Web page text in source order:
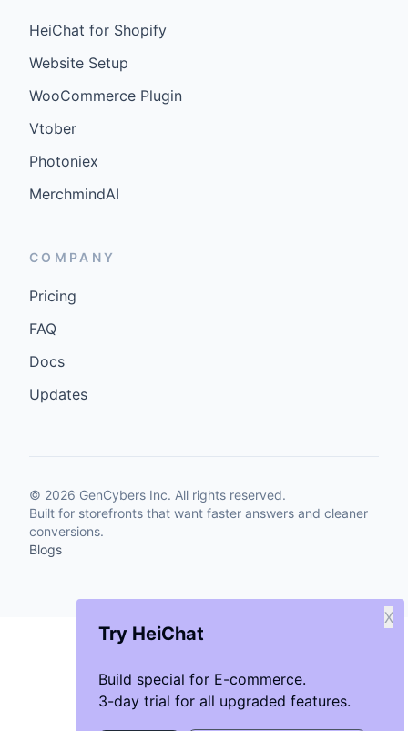
Try HeiChat
Build special for E-commerce.
3-day trial for all upgraded features.
X
HeiChat for Shopify
Website Setup
WooCommerce Plugin
Vtober
Photoniex
MerchmindAI
COMPANY
Pricing
FAQ
Docs
Updates
© 2026 GenCybers Inc. All rights reserved.
Built for storefronts that want faster answers and cleaner
conversions.
Blogs